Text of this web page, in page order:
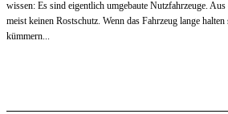
wissen: Es sind eigentlich umgebaute Nutzfahrzeuge.
meist keinen Rostschutz. Wenn das Fahrzeug lange
kümmern...